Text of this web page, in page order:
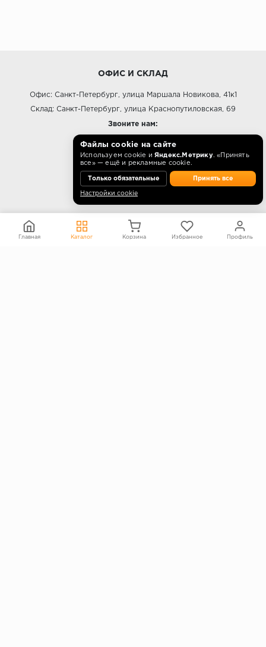
ОФИС И СКЛАД
Офис: Санкт-Петербург, улица Маршала Новикова, 41к1
Склад: Санкт-Петербург, улица Краснопутиловская, 69
Звоните нам:
Режим работы
10:00 - 18:00 пн-пт.
О КОМПАНИИ
Файлы cookie на сайте
Используем cookie и Яндекс.Метрику. «Принять
все» — ещё и рекламные cookie.
Только обязательные Принять все
Настройки cookie
Главная Каталог Корзина Избранное Профиль